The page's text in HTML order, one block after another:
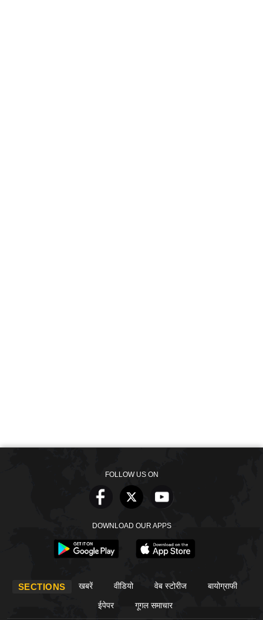
FOLLOW US ON
DOWNLOAD OUR APPS
SECTIONS खबरें वीडियो वेब स्टोरीज बायोग्राफी
ईपेपर गूगल समाचार